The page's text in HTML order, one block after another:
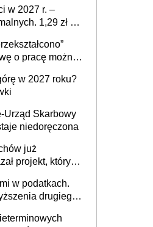
w 2027 r. –
1,29 zł za
z
gospodarczej
o pracę można
w 2027 roku?
Urząd Skarbowy
niedoręczona
już
projekt, który
w podatkach.
drugiego